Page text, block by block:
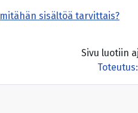
mitähän sisältöä tarvittais?
Sivu luotiin
Toteutus: